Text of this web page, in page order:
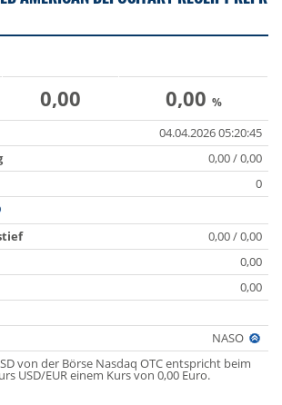
0,00 0,00 %
04.04.2026 05:20:45
0,00 / 0,00
0
0,00 / 0,00
0,00
0,00
NASO
von der Börse Nasdaq OTC entspricht beim
USD/EUR einem Kurs von 0,00 Euro.